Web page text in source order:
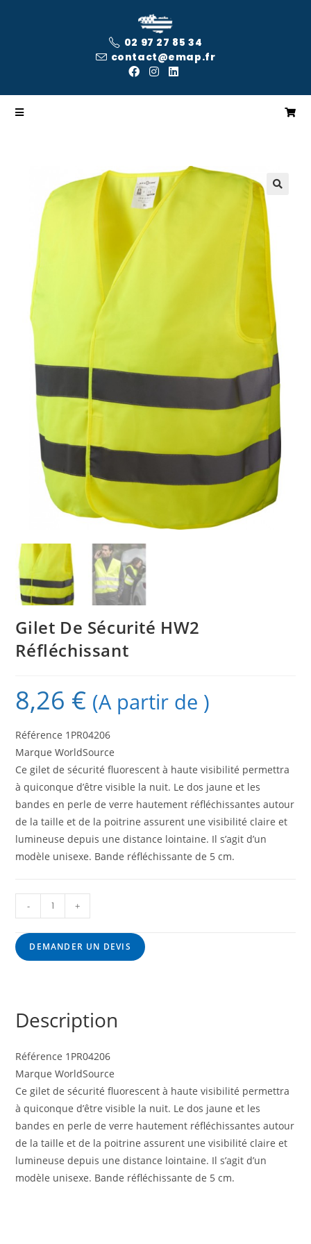
02 97 27 85 34
contact@emap.fr
Gilet De Sécurité HW2
Réfléchissant
8,26 € (A partir de )
Référence 1PR04206
Marque WorldSource
Ce gilet de sécurité fluorescent à haute visibilité permettra
à quiconque d’être visible la nuit. Le dos jaune et les
bandes en perle de verre hautement réfléchissantes autour
de la taille et de la poitrine assurent une visibilité claire et
lumineuse depuis une distance lointaine. Il s’agit d’un
modèle unisexe. Bande réfléchissante de 5 cm.
- +
DEMANDER UN DEVIS
Description
Référence 1PR04206
Marque WorldSource
Ce gilet de sécurité fluorescent à haute visibilité permettra
à quiconque d’être visible la nuit. Le dos jaune et les
bandes en perle de verre hautement réfléchissantes autour
de la taille et de la poitrine assurent une visibilité claire et
lumineuse depuis une distance lointaine. Il s’agit d’un
modèle unisexe. Bande réfléchissante de 5 cm.